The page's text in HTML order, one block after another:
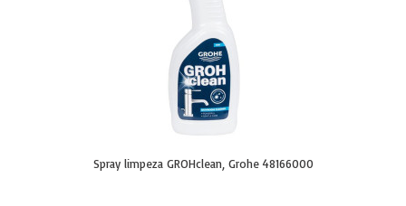
Spray limpeza GROHclean, Grohe 48166000